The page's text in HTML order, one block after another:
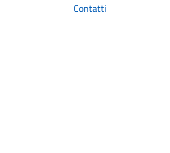
Contatti